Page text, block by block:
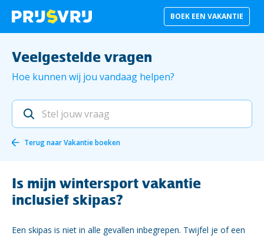
BOEK EEN VAKANTIE
Veelgestelde vragen
Hoe kunnen wij jou vandaag helpen?
Terug naarVakantie boeken
Is mijn wintersport vakantie
inclusief skipas?
Een skipas is niet in alle gevallen inbegrepen. Twijfel je of een